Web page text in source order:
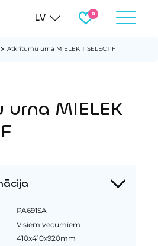
LV
Atkritumu urna MIELEK T SELECTIF
MIELEK
PA691SA
Visiem vecumiem
410x410x920mm